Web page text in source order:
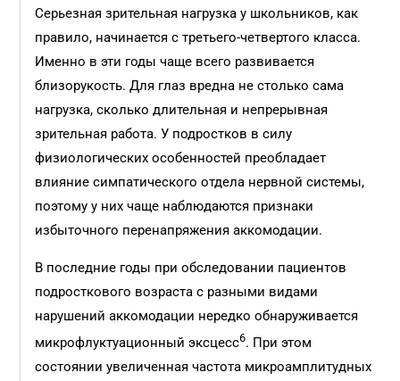
Серьезная зрительная нагрузка у школьников, как
правило, начинается с третьего-четвертого класса.
Именно в эти годы чаще всего развивается
близорукость. Для глаз вредна не столько сама
нагрузка, сколько длительная и непрерывная
зрительная работа. У подростков в силу
физиологических особенностей преобладает
влияние симпатического отдела нервной системы,
поэтому у них чаще наблюдаются признаки
избыточного перенапряжения аккомодации.
В последние годы при обследовании пациентов
подросткового возраста с разными видами
нарушений аккомодации нередко обнаруживается
микрофлуктуационный эксцесс6. При этом
состоянии увеличенная частота микроамплитудных